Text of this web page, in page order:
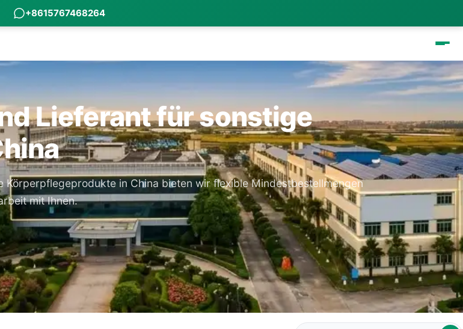
+8615767468264
Lieferant für sonstige
in China bieten wir flexible Mindestbestellmengen
mit Ihnen.